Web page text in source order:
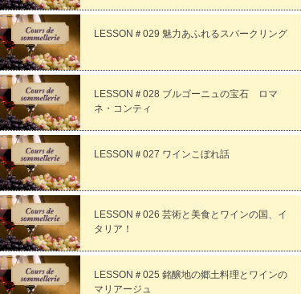
LESSON＃029 魅力あふれるスパークリング
LESSON＃028 ブルゴーニュの宝石 ロマ
ネ・コンティ
LESSON＃027 ワインこぼれ話
LESSON＃026 芸術と美食とワインの国、イ
タリア！
LESSON＃025 銘醸地の郷土料理とワインの
マリアージュ